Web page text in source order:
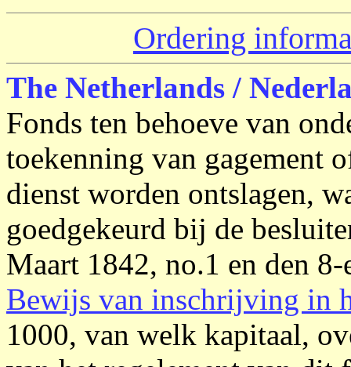
Ordering
The Netherlands /
Fonds ten behoeve van
toekenning van gagement
dienst worden ontslagen,
goedgekeurd bij de
Maart 1842, no.1 en den
Bewijs van inschrijving in
1000, van welk kapitaal,